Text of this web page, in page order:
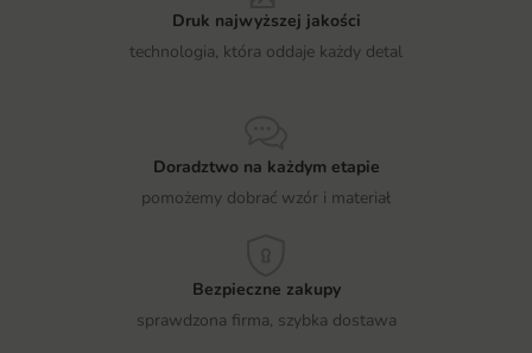
Druk najwyższej jakości
technologia, która oddaje każdy detal
Doradztwo na każdym etapie
pomożemy dobrać wzór i materiał
Bezpieczne zakupy
sprawdzona firma, szybka dostawa